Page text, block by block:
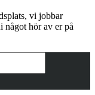
vi jobbar
något hör av er på